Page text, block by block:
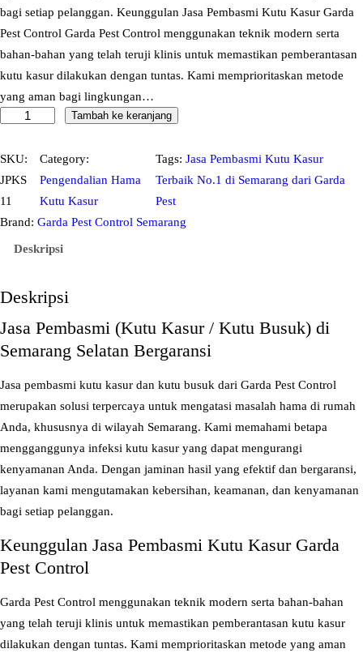
bagi setiap pelanggan. Keunggulan Jasa Pembasmi Kutu Kasur Garda
Pest Control Garda Pest Control menggunakan teknik modern serta
bahan-bahan yang telah teruji klinis untuk memastikan pemberantasan
kutu kasur dilakukan dengan tuntas. Kami memprioritaskan metode
yang aman bagi lingkungan…
a
n
t
i
J
a
s
P
e
m
b
a
s
m
i
u
t
u
Tambah ke keranjang
SKU:
JPKS
11
Category:
Pengendalian Hama
Kutu Kasur
Tags:Jasa Pembasmi Kutu Kasur
Terbaik No.1 di Semarang dari Garda
Pest
Brand: Garda Pest Control Semarang
Deskripsi
Deskripsi
Jasa Pembasmi (Kutu Kasur / Kutu Busuk) di
Semarang Selatan Bergaransi
Jasa pembasmi kutu kasur dan kutu busuk dari Garda Pest Control
merupakan solusi terpercaya untuk mengatasi masalah hama di rumah
Anda, khususnya di wilayah Semarang. Kami memahami betapa
mengganggunya infeksi kutu kasur yang dapat mengurangi
kenyamanan Anda. Dengan jaminan hasil yang efektif dan bergaransi,
layanan kami mengutamakan kebersihan, keamanan, dan kenyamanan
bagi setiap pelanggan.
Keunggulan Jasa Pembasmi Kutu Kasur Garda
Pest Control
Garda Pest Control menggunakan teknik modern serta bahan-bahan
yang telah teruji klinis untuk memastikan pemberantasan kutu kasur
dilakukan dengan tuntas. Kami memprioritaskan metode yang aman